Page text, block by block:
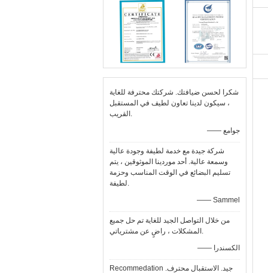
شكرا لحسن ضيافتك. شركتك محترفة للغاية
، سيكون لدينا تعاون لطيف في المستقبل
القريب.
—— جوامع
شركة جيدة مع خدمة لطيفة وجودة عالية
وسمعة عالية. أحد موردينا الموثوقين ، يتم
تسليم البضائع في الوقت المناسب وحزمة
لطيفة.
—— Sammel
من خلال التواصل الجيد للغاية تم حل جميع
المشكلات ، راضٍ عن مشترياتي.
—— الكسندرا
Recommedation جيد. الاستقبال محترف.